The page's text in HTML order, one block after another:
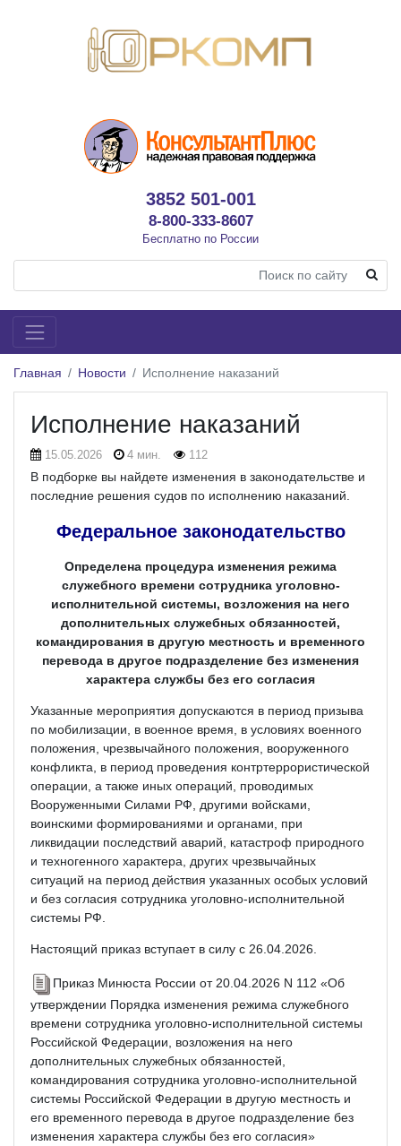
3852 501-001
8-800-333-8607
Бесплатно по России
Главная Новости Исполнение наказаний
Исполнение наказаний
15.05.2026 4 мин. 112
В подборке вы найдете изменения в законодательстве и
последние решения судов по исполнению наказаний.
Федеральное законодательство
Определена процедура изменения режима
служебного времени сотрудника уголовно-
исполнительной системы, возложения на него
дополнительных служебных обязанностей,
командирования в другую местность и временного
перевода в другое подразделение без изменения
характера службы без его согласия
Указанные мероприятия допускаются в период призыва
по мобилизации, в военное время, в условиях военного
положения, чрезвычайного положения, вооруженного
конфликта, в период проведения контртеррористической
операции, а также иных операций, проводимых
Вооруженными Силами РФ, другими войсками,
воинскими формированиями и органами, при
ликвидации последствий аварий, катастроф природного
и техногенного характера, других чрезвычайных
ситуаций на период действия указанных особых условий
и без согласия сотрудника уголовно-исполнительной
системы РФ.
Настоящий приказ вступает в силу с 26.04.2026.
Приказ Минюста России от 20.04.2026 N 112 «Об
утверждении Порядка изменения режима служебного
времени сотрудника уголовно-исполнительной системы
Российской Федерации, возложения на него
дополнительных служебных обязанностей,
командирования сотрудника уголовно-исполнительной
системы Российской Федерации в другую местность и
его временного перевода в другое подразделение без
изменения характера службы без его согласия»